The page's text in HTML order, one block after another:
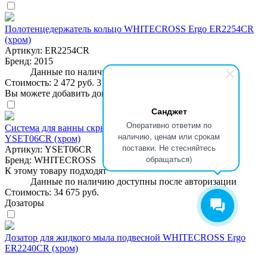
Санджет
Оперативно ответим по
наличию, ценам или срокам
поставки. Не стесняйтесь
обращаться)
Полотенцедержатель кольцо WHITECROSS Ergo ER2254CR
(хром)
Артикул: ER2254CR
Бренд: 2015
Данные по наличию доступны после авторизации
Стоимость: 2 472 руб. 3 090 руб.
Вы можете добавить дополнительные товары в комплект
Система для ванны скрытого монтажа WHITECROSS
YSET06CR (хром)
Артикул: YSET06CR
Бренд: WHITECROSS
К этому товару подходят
Данные по наличию доступны после авторизации
Стоимость: 34 675 руб.
Дозаторы
Дозатор для жидкого мыла подвесной WHITECROSS Ergo
ER2240CR (хром)